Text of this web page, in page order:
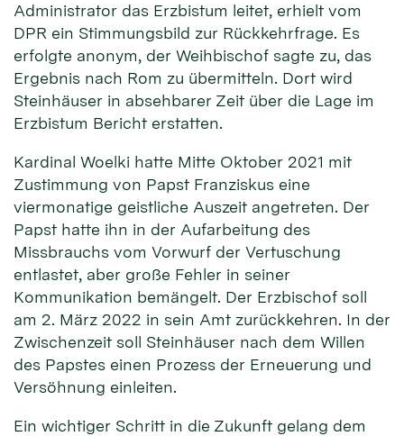
Administrator das Erzbistum leitet, erhielt vom
DPR ein Stimmungsbild zur Rückkehrfrage. Es
erfolgte anonym, der Weihbischof sagte zu, das
Ergebnis nach Rom zu übermitteln. Dort wird
Steinhäuser in absehbarer Zeit über die Lage im
Erzbistum Bericht erstatten.
Kardinal Woelki hatte Mitte Oktober 2021 mit
Zustimmung von Papst Franziskus eine
viermonatige geistliche Auszeit angetreten. Der
Papst hatte ihn in der Aufarbeitung des
Missbrauchs vom Vorwurf der Vertuschung
entlastet, aber große Fehler in seiner
Kommunikation bemängelt. Der Erzbischof soll
am 2. März 2022 in sein Amt zurückkehren. In der
Zwischenzeit soll Steinhäuser nach dem Willen
des Papstes einen Prozess der Erneuerung und
Versöhnung einleiten.
Ein wichtiger Schritt in die Zukunft gelang dem